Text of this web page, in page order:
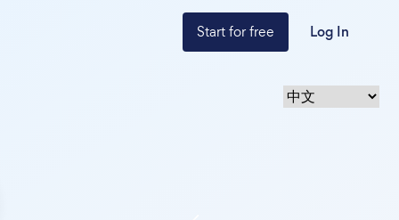
Start for free Log In